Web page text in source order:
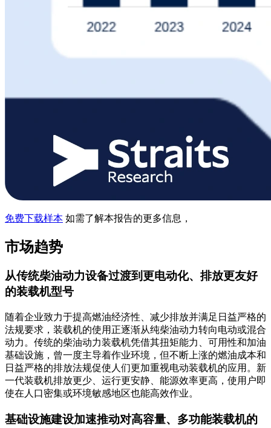
免费下载样本 如需了解本报告的更多信息，
市场趋势
从传统柴油动力设备过渡到更电动化、排放更友好
的装载机型号
随着企业致力于提高燃油经济性、减少排放并满足日益严格的
法规要求，装载机的使用正逐渐从纯柴油动力转向电动或混合
动力。传统的柴油动力装载机凭借其扭矩能力、可用性和加油
基础设施，曾一度主导着作业环境，但不断上涨的燃油成本和
日益严格的排放法规促使人们更加重视电动装载机的应用。新
一代装载机排放更少、运行更安静、能源效率更高，使用户即
使在人口密集或环境敏感地区也能高效作业。
基础设施建设加速推动对高容量、多功能装载机的